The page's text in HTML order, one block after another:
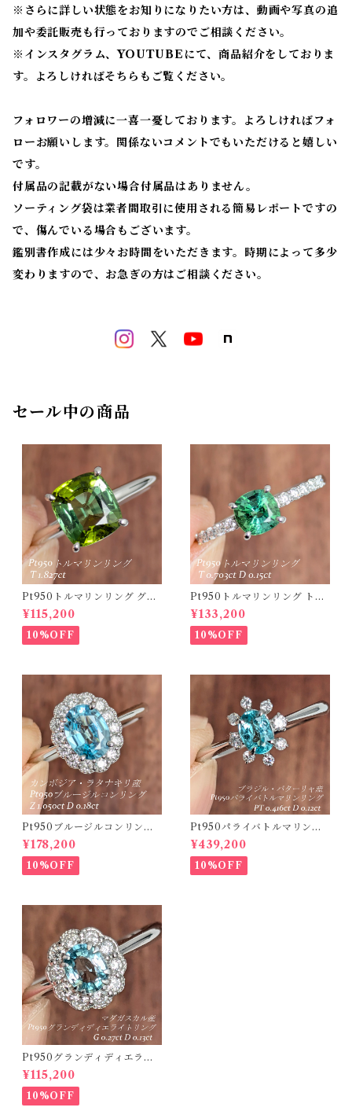
※ さらに詳しい状態をお知りになりたい方は、動画や写真の追
加や委託販売も行っておりますのでご相談ください。
※ インスタグラム、YOUTUBEにて、商品紹介をしておりま
す。よろしければそちらもご覧ください。
フォロワーの増減に一喜一憂しております。よろしければフォ
ローお願いします。関係ないコメントでもいただけると嬉しい
です。
付属品の記載がない場合付属品はありません。
ソーティング袋は業者間取引に使用される簡易レポートですの
で、傷んでいる場合もございます。
鑑別書作成には少々お時間をいただきます。時期によって多少
変わりますので、お急ぎの方はご相談ください。
セール中の商品
Pt950トルマリンリング グリ
ーントルマリン 1.827ct 【PR
O208635】
¥115,200
10%OFF
Pt950トルマリンリング トル
マリン 0.703ct ダイヤモンド
0.15ct【PRO208634】
¥133,200
10%OFF
Pt950ブルージルコンリング
カンボジア・ラタナキリ産 ブ
ルージルコン 1.050ct ダイヤ
モンド 0.18ct【PRO20868
4】
¥178,200
10%OFF
Pt950パライバトルマリンリ
ング ブラジル・バターリャ産
パライバトルマリン 0.416ct
ダイヤモンド 0.12ct【PRO2
07538】
¥439,200
10%OFF
Pt950グランディディエライ
トリング マダガスカル産 グラ
ンディディエライト 0.27ct ダ
イヤモンド 0.13ct【PRO2071
18】
¥115,200
10%OFF